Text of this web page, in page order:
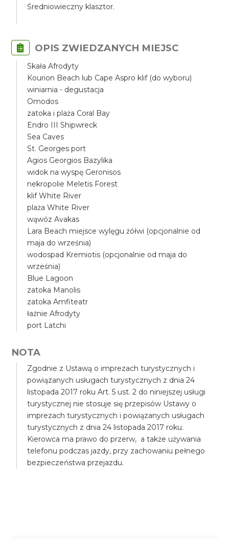
Średniowieczny klasztor.
OPIS ZWIEDZANYCH MIEJSC
Skała Afrodyty
Kourion Beach lub Cape Aspro klif (do wyboru)
winiarnia - degustacja
Omodos
zatoka i plaża Coral Bay
Endro III Shipwreck
Sea Caves
St. Georges port
Agios Georgios Bazylika
widok na wyspę Geronisos
nekropolie Meletis Forest
klif White River
plaża White River
wąwóz Avakas
Lara Beach miejsce wylęgu żółwi (opcjonalnie od
maja do września)
wodospad Kremiotis (opcjonalnie od maja do
września)
Blue Lagoon
zatoka Manolis
zatoka Amfiteatr
łaźnie Afrodyty
port Latchi
NOTA
Zgodnie z Ustawą o imprezach turystycznych i
powiązanych usługach turystycznych z dnia 24
listopada 2017 roku Art. 5 ust. 2 do niniejszej usługi
turystycznej nie stosuje się przepisów Ustawy o
imprezach turystycznych i powiązanych usługach
turystycznych z dnia 24 listopada 2017 roku.
Kierowca ma prawo do przerw, a także używania
telefonu podczas jazdy, przy zachowaniu pełnego
bezpieczeństwa przejazdu.